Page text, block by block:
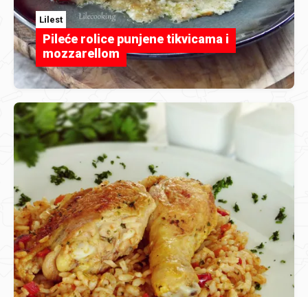
Lilest
Pileće rolice punjene tikvicama i
mozzarellom